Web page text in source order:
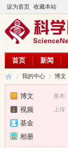
设为首页 收藏本站
首页 新闻
›
我的中心 博文
发布
博文
上传
视频
基金
相册